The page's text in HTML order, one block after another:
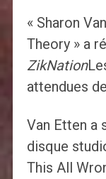
« Sharon
Theory » a
ZikNation
attendues
Van Etten a
disque
This All